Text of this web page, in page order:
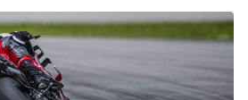
(2011). Investigadores de la
analizan la composición de menús
y ofrecen consejos
10251/14174.